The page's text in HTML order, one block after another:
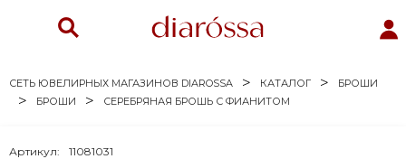
СЕТЬ ЮВЕЛИРНЫХ МАГАЗИНОВ DIAROSSA КАТАЛОГ
БРОШИ
БРОШИ
СЕРЕБРЯНАЯ БРОШЬ С ФИАНИТОМ
Артикул: 11081031